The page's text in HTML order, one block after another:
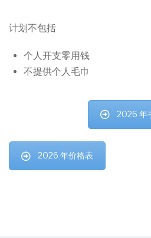
计划不包括
个人开支零用钱
不提供个人毛巾
2026 年
2026 年价格表